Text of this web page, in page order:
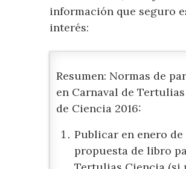
información que seguro
interés:
Resumen: Normas de
en Carnaval de
de Ciencia 2016:
Publicar en enero de
propuesta de libro